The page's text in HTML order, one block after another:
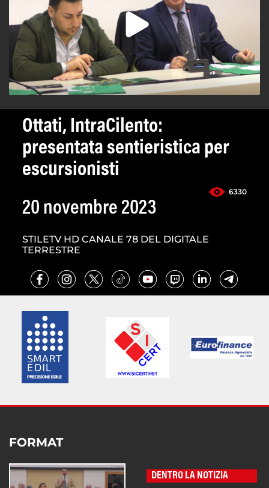
Ottati, IntraCilento:
presentata sentieristica per
escursionisti
6330
20 novembre 2023
STILETV HD CANALE 78 DEL DIGITALE
TERRESTRE
FORMAT
DENTRO LA NOTIZIA